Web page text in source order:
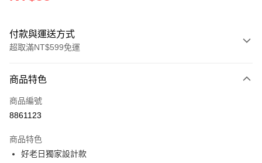
付款與運送方式
超取滿NT$599免運
信用卡一次付款
超商取貨付款
Apple Pay
商品特色
商品編號
8861123
商品特色
好老日獨家設計款